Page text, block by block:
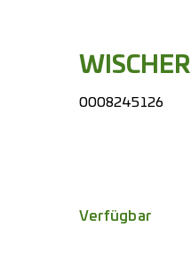
0008245126
Verfügbar